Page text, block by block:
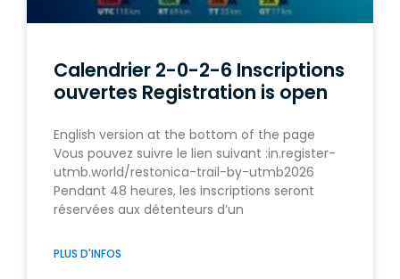
Calendrier 2-0-2-6 Inscriptions
ouvertes Registration is open
English version at the bottom of the page
Vous pouvez suivre le lien suivant :in.register-
utmb.world/restonica-trail-by-utmb2026
Pendant 48 heures, les inscriptions seront
réservées aux détenteurs d’un
PLUS D'INFOS